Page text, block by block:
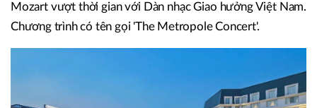
Mozart vượt thời gian với Dàn nhạc Giao hưởng Việt Nam.
Chương trình có tên gọi 'The Metropole Concert'.